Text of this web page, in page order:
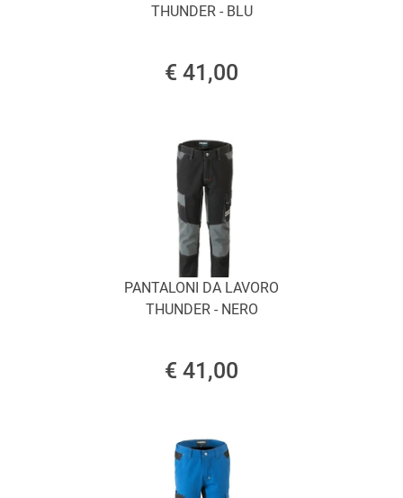
THUNDER - BLU
€ 41,00
PANTALONI DA LAVORO
THUNDER - NERO
€ 41,00